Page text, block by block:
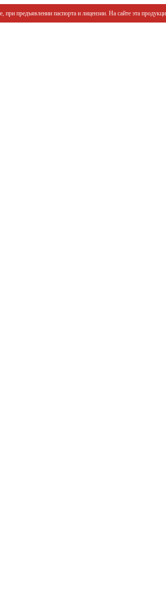
предъявлении паспорта и лицензии. На сайте эта